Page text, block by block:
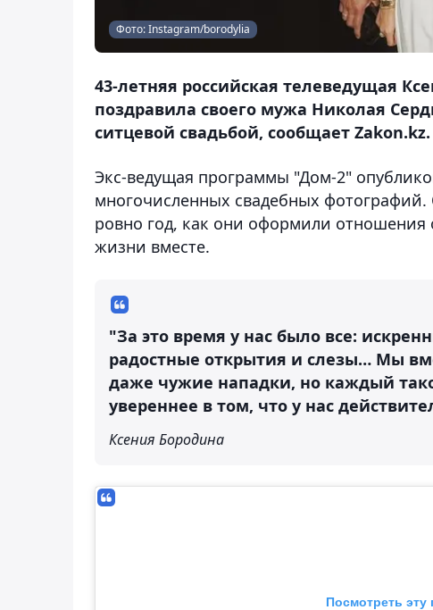
Фото: Instagram/borodylia
43-летняя российская телеведущая
поздравила своего мужа Николая
ситцевой свадьбой, сообщает Zakon.kz.
Экс-ведущая программы "Дом-2"
многочисленных свадебных фотографий.
ровно год, как они оформили отношения
жизни вместе.
"За это время у нас было все:
радостные открытия и слезы… Мы
даже чужие нападки, но каждый
увереннее в том, что у нас
Ксения Бородина
Посмотреть